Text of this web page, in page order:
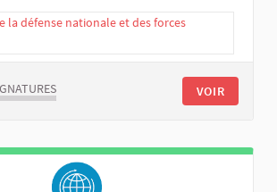
la défense nationale et des forces
VOIR